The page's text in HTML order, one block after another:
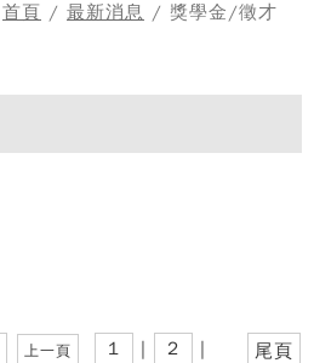
首頁 / 最新消息 / 獎學金/徵才
上一頁 1 | 2 | 尾頁